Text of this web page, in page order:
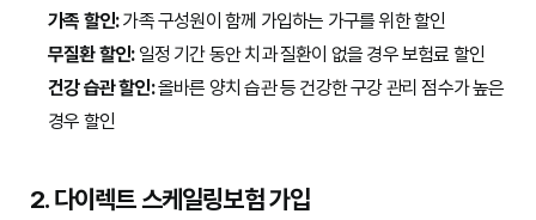
가족 할인:가족 구성원이 함께 가입하는 가구를 위한 할인
무질환 할인:일정 기간 동안 치과 질환이 없을 경우 보험료 할인
건강 습관 할인:올바른 양치 습관 등 건강한 구강 관리 점수가 높은
경우 할인
2. 다이렉트 스케일링보험 가입